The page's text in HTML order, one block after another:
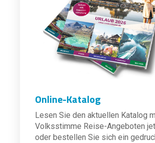
Online-Katalog
Lesen Sie den aktuellen Katalog
Volksstimme Reise-Angeboten
oder bestellen Sie sich ein